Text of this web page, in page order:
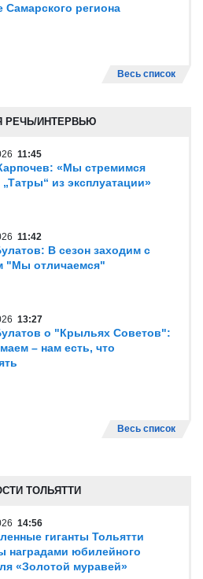
Самарского региона
Весь список
РЕЧЬ/ИНТЕРВЬЮ
11:45
«Мы стремимся
из эксплуатации»
11:42
В сезон заходим с
"Мы отличаемся"
13:27
о "Крыльях Советов":
– нам есть, что
Весь список
ТОЛЬЯТТИ
14:56
гиганты Тольятти
наградами юбилейного
«Золотой муравей»